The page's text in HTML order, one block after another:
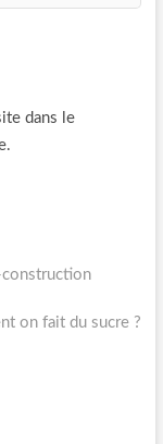
dans le
construction
on fait du sucre ?